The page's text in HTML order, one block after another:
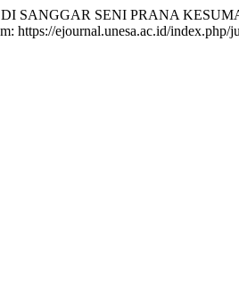
SANGGAR SENI PRANA
https://ejournal.unesa.ac.id/index.php/